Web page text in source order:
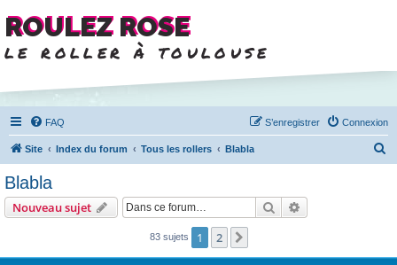
ROULEZ ROSE
le roller à toulouse
FAQ Connexion
S’enregistrer
Site Index du forum Tous les rollers Blabla
Blabla
Nouveau sujet Rechercher
83 sujets 1 2